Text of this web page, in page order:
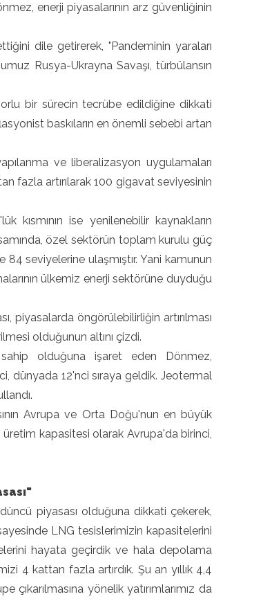
enerji piyasalarının arz güvenliğinin
dile getirerek, "Pandeminin yaraları
Rusya-Ukrayna Savaşı, türbülansın
bir sürecin tecrübe edildiğine dikkati
baskıların en önemli sebebi artan
ve liberalizasyon uygulamaları
fazla artırılarak 100 gigavat seviyesinin
kısmının ise yenilenebilir kaynakların
özel sektörün toplam kurulu güç
seviyelerine ulaşmıştır. Yani kamunun
ülkemiz enerji sektörüne duyduğu
piyasalarda öngörülebilirliğin artırılması
olduğunun altını çizdi.
sahip olduğuna işaret eden Dönmez,
dünyada 12'nci sıraya geldik. Jeotermal
Avrupa ve Orta Doğu'nun en büyük
kapasitesi olarak Avrupa'da birinci,
piyasası olduğuna dikkati çekerek,
LNG tesislerimizin kapasitelerini
hayata geçirdik ve hala depolama
4 kattan fazla artırdık. Şu an yıllık 4,4
yönelik yatırımlarımız da